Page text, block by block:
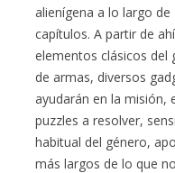
alienígena a lo largo
capítulos. A partir de
elementos clásicos del
de armas, diversos
ayudarán en la
puzzles a resolver,
habitual del género,
más largos de lo que